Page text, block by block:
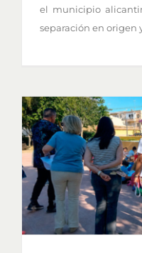
el municipio
separación en origen